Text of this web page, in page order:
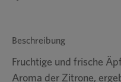
Beschreibung
Fruchtige und frische
Aroma der Zitrone,